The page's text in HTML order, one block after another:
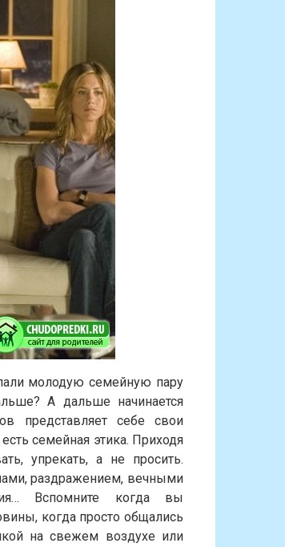
молодую семейную пару
А дальше начинается
представляет себе свои
семейная этика. Приходя
упрекать, а не просить.
раздражением, вечными
Вспомните когда вы
когда просто общались
на свежем воздухе или